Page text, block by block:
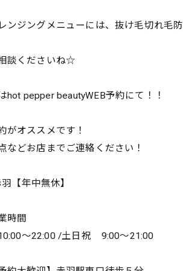
ンジングメニューには、抜け毛切れ毛
談くださいね☆
hot pepper beautyWEB予約にて！！
がオススメです！
などお店までご連絡ください！
【年中無休】
時間
～22:00 /土日祝 9:00～21:00